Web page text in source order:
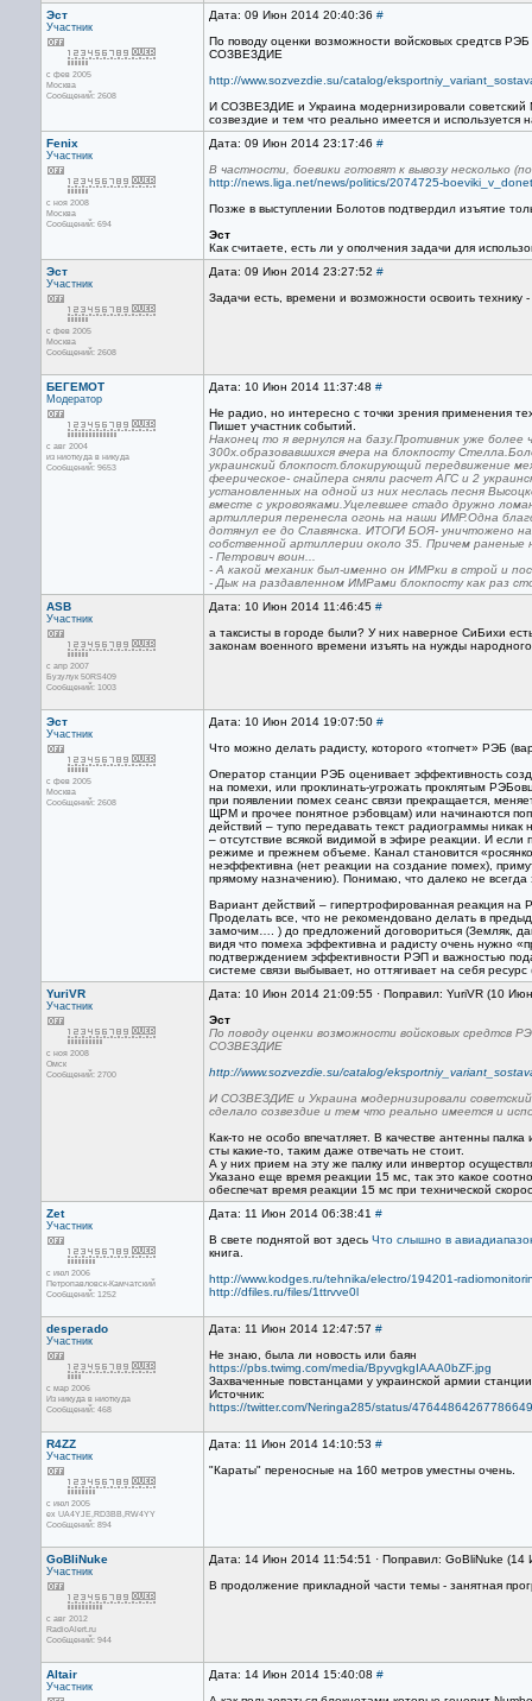
Эст
Участник
с фев 2005
Москва
Сообщений: 2608
Дата: 09 Июн 2014 20:40:36 #
По поводу оценки возможности войсковых средтсв
СОЗВЕЗДИЕ
http://www.sozvezdie.su/catalog/
И СОЗВЕЗДИЕ и Украина модернизировали
созвездие и тем что реально имеется и используется
Fenix
Участник
с ноя 2008
Москва
Сообщений: 694
Дата: 09 Июн 2014 23:17:46 #
В частности, боевики готовят к вывозу несколько
http://news.liga.net/news/politics/2074725-
Позже в выступлении Болотов подтвердил изъятие
Эст
Как считаете, есть ли у ополчения задачи для
Эст
Участник
с фев 2005
Москва
Сообщений: 2608
Дата: 09 Июн 2014 23:27:52 #
Задачи есть, времени и возможности освоить технику
БЕГЕМОТ
Модератор
с авг 2004
из ниоткуда в никуда
Сообщений: 9653
Дата: 10 Июн 2014 11:37:48 #
Не радио, но интересно с точки зрения применения
Пишет участник событий.
Наконец то я вернулся на базу.Противник уже
300х.образовавшихся вчера на блокпосту
украинский блокпост.блокирующий передвижение
феерическое- снайпера сняли расчет АГС и 2
установленных на одной из них неслась песня
вместе с укровояками.Уцелевшее стадо дружно
артиллерия перенесла огонь на наши ИМР.Одна
дотянул ее до Славянска. ИТОГИ БОЯ- уничтожено
собственной артиллерии около 35. Причем
- Петрович воин...
- А какой механик был-именно он ИМРки в строй и
- Дык на раздавленном ИМРами блокпосту как раз
ASB
Участник
с апр 2007
Бузулук 50RS409
Сообщений: 1003
Дата: 10 Июн 2014 11:46:45 #
а таксисты в городе были? У них наверное СиБихи
законам военного времени изъять на нужды
Эст
Участник
с фев 2005
Москва
Сообщений: 2608
Дата: 10 Июн 2014 19:07:50 #
Что можно делать радисту, которого «топчет» РЭБ
Оператор станции РЭБ оценивает эффективность
на помехи, или проклинать-угрожать проклятым
при появлении помех сеанс связи прекращается,
ЩРМ и прочее понятное рэбовцам) или начинаются
действий – тупо передавать текст радиограммы
– отсутствие всякой видимой в эфире реакции. И
режиме и прежнем объеме. Канал становится
неэффективна (нет реакции на создание помех),
прямому назначению). Понимаю, что далеко не всегда
Вариант действий – гипертрофированная реакция на
Проделать все, что не рекомендовано делать в
замочим…. ) до предложений договориться (Земляк,
видя что помеха эффективна и радисту очень нужно
подтверждением эффективности РЭП и важностью
системе связи выбывает, но оттягивает на себя
YuriVR
Участник
с ноя 2008
Омск
Сообщений: 2700
Дата: 10 Июн 2014 21:09:55 · Поправил: YuriVR (10
Эст
По поводу оценки возможности войсковых средтсв
СОЗВЕЗДИЕ
http://www.sozvezdie.su/catalog/
И СОЗВЕЗДИЕ и Украина модернизировали
сделало созвездие и тем что реально имеется и
Как-то не особо впечатляет. В качестве антенны
сты какие-то, таким даже отвечать не стоит.
А у них прием на эту же палку или инвертор
Указано еще время реакции 15 мс, так это какое
обеспечат время реакции 15 мс при технической
Zet
Участник
с июл 2006
Петропавловск-Камчатский
Сообщений: 1252
Дата: 11 Июн 2014 06:38:41 #
В свете поднятой вот здесь Что слышно в
книга.
http://www.kodges.ru/tehnika/electro/194201-
http://dfiles.ru/files/1ttrvve0l
desperado
Участник
с мар 2006
Из никуда в ниоткуда
Сообщений: 468
Дата: 11 Июн 2014 12:47:57 #
Не знаю, была ли новость или баян
https://pbs.twimg.com/media/BpyvgkgIAAA0bZF.jpg
Захваченные повстанцами у украинской армии
Источник:
https://twitter.com/Neringa285/status/
R4ZZ
Участник
с июл 2005
ex UA4YJE,RD3BB,RW4YY
Сообщений: 894
Дата: 11 Июн 2014 14:10:53 #
"Караты" переносные на 160 метров уместны очень.
GoBliNuke
Участник
с авг 2012
RadioAlert.ru
Сообщений: 944
Дата: 14 Июн 2014 11:54:51 · Поправил: GoBliNuke
В продолжение прикладной части темы - занятная
Altair
Участник
Дата: 14 Июн 2014 15:40:08 #